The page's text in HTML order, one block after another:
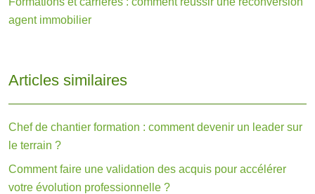
agent immobilier
Articles similaires
Chef de chantier formation : comment devenir un leader sur
le terrain ?
Comment faire une validation des acquis pour accélérer
votre évolution professionnelle ?